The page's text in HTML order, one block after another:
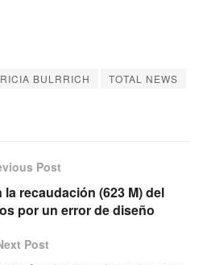
BULRRICH
TOTAL NEWS
Post
recaudación (623 M) del
por un error de diseño
Post